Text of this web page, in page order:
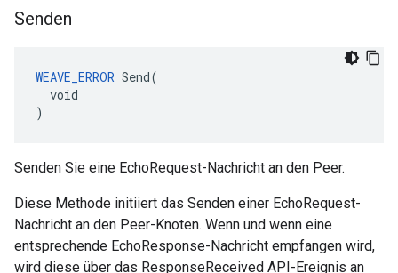
Senden
WEAVE_ERROR Send(
  void
)
Senden Sie eine EchoRequest-Nachricht an den Peer.
Diese Methode initiiert das Senden einer EchoRequest-
Nachricht an den Peer-Knoten. Wenn und wenn eine
entsprechende EchoResponse-Nachricht empfangen wird,
wird diese über das ResponseReceived API-Ereignis an